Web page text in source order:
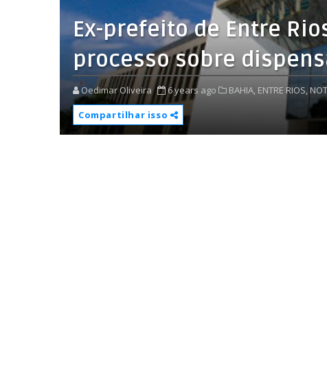
Ex-prefeito de Entre
processo sobre
Oedimar Oliveira 6 years ago BAHIA, ENTRE RIOS,
Compartilhar isso